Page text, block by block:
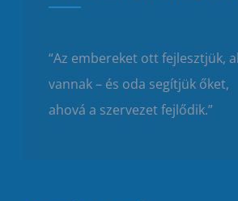
“Az embereket ott fejlesztjük,
vannak – és oda segítjük őket,
ahová a szervezet fejlődik.”